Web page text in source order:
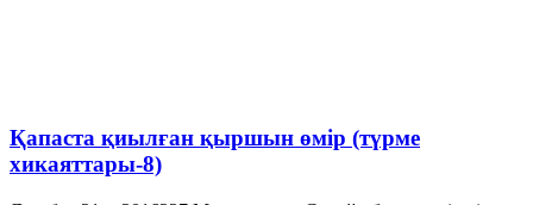
Қапаста қиылған қыршын өмір (түрме
хикаяттары-8)